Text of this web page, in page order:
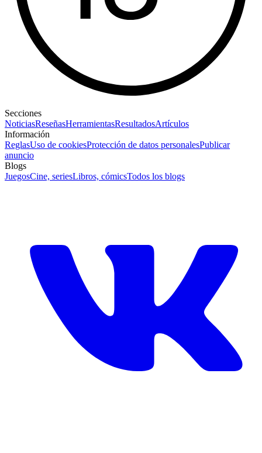
Secciones
NoticiasReseñasHerramientasResultadosArtículos
Información
ReglasUso de cookiesProtección de datos personalesPublicar
anuncio
Blogs
JuegosCine, seriesLibros, cómicsTodos los blogs